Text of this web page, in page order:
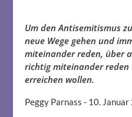
Um den Antisemitismus
neue Wege gehen und
miteinander reden, über
richtig miteinander reden
erreichen wollen.
Peggy Parnass - 10. Januar